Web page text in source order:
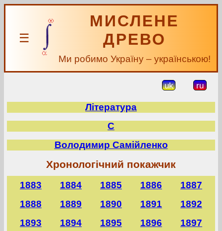
☰
МИСЛЕНЕ
ДРЕВО
Ми робимо Україну – українською!
uk ru
Література
С
Володимир Самійленко
Хронологічний покажчик
1883 1884 1885 1886
1887
1888
1889 1890 1891
1892
1893
1894 1895 1896
1897